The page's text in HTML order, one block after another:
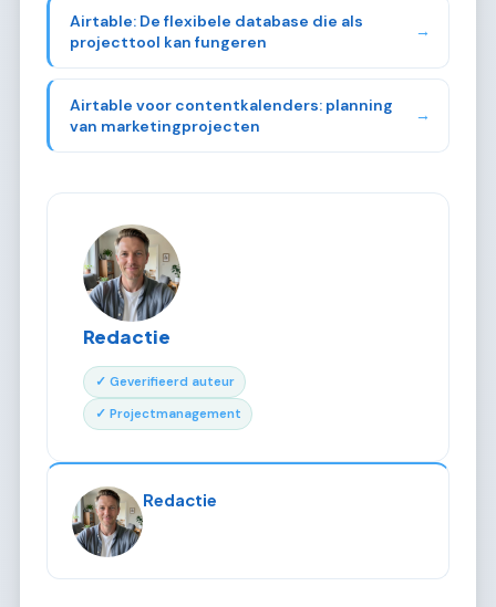
Airtable: De flexibele database die als
projecttool kan fungeren
→
Airtable voor contentkalenders: planning
van marketingprojecten
→
Redactie
✓ Geverifieerd auteur
✓ Projectmanagement
Redactie